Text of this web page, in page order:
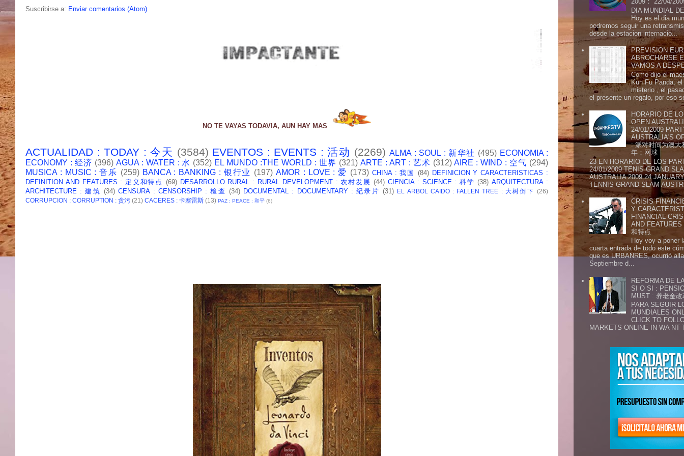
Suscribirse a: Enviar comentarios (Atom)
NO TE VAYAS TODAVIA, AUN HAY MAS
ACTUALIDAD : TODAY : 今天 (3584) EVENTOS : EVENTS : 活动 (2269) ALMA : SOUL : 新华社 (495) ECONOMIA :
ECONOMY : 经济 (396) AGUA : WATER : 水 (352) EL MUNDO :THE WORLD : 世界 (321) ARTE : ART : 艺术 (312) AIRE : WIND : 空气 (294)
MUSICA : MUSIC : 音乐 (259) BANCA : BANKING : 银行业 (197) AMOR : LOVE : 爱 (173) CHINA : 我国 (84) DEFINICION Y CARACTERISTICAS :
DEFINITION AND FEATURES : 定义和特点 (69) DESARROLLO RURAL : RURAL DEVELOPMENT : 农村发展 (44) CIENCIA : SCIENCE : 科学 (38) ARQUITECTURA :
ARCHITECTURE : 建筑 (34) CENSURA : CENSORSHIP : 检查 (34) DOCUMENTAL : DOCUMENTARY : 纪录片 (31) EL ARBOL CAIDO : FALLEN TREE : 大树倒下 (26)
CORRUPCION : CORRUPTION : 贪污 (21) CACERES : 卡塞雷斯 (13) PAZ : PEACE : 和平 (6)
DIA MUNDIAL
Hoy es el dia
podremos seguir una
desde la estacion internacio...
PREVISION
ABROCHARSE
VAMOS A
Como dijo el
Kun Fu Panda,
misterio , el
el presente un regalo, por eso
HORARIO DE
OPEN
24/01/2009
AUSTRALIA'S
: 派对时间为澳大
年：网球
23 EN HORARIO DE LOS
24/01/2009 TENIS GRAND
AUSTRALIA 2009 24
TENNIS GRAND SLAM
CRISIS
Y
FINANCIAL
AND
和特点
Hoy voy a poner
cuarta entrada de todo este
que es URBANRES, ocurrió
Septiembre d...
REFORMA DE
SI O SI :
MUST : 养老金
PARA SEGUIR
MUNDIALES
CLICK TO
MARKETS ONLINE IN WA NT